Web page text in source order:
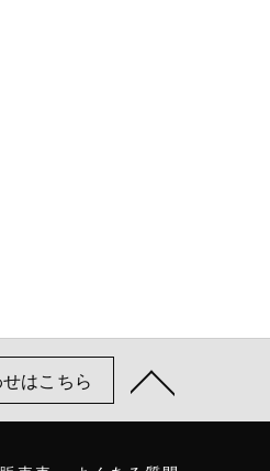
はこちら